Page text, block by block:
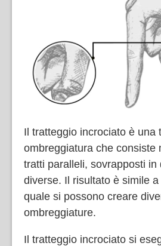
Il tratteggio incrociato è una
ombreggiatura che consiste
tratti paralleli, sovrapposti in
diverse. Il risultato è simile
quale si possono creare
ombreggiature.
Il tratteggio incrociato si